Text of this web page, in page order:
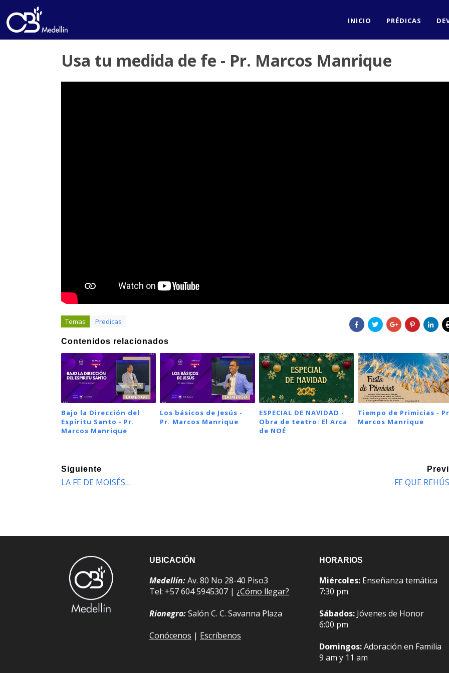
INICIO PRÉDICAS
Usa tu medida de fe - Pr. Marcos Manrique
Temas Predicas
Contenidos relacionados
Bajo la Dirección del
Espíritu Santo - Pr.
Marcos Manrique
Los básicos de Jesús -
Pr. Marcos Manrique
ESPECIAL DE NAVIDAD -
Obra de teatro: El Arca
de NOÉ
Tiempo de Primicias -
Marcos Manrique
Siguiente
LA FE DE MOISÉS… FE QUE
UBICACIÓN
Medellín:Av. 80 No 28-40 Piso3
Tel: +57 604 5945307 | ¿Cómo llegar?
Rionegro:Salón C. C. Savanna Plaza
Conócenos | Escríbenos
HORARIOS
Miércoles: Enseñanza temática
7:30 pm
Sábados: Jóvenes de Honor
6:00 pm
Domingos:Adoración en Familia
9 am y 11 am